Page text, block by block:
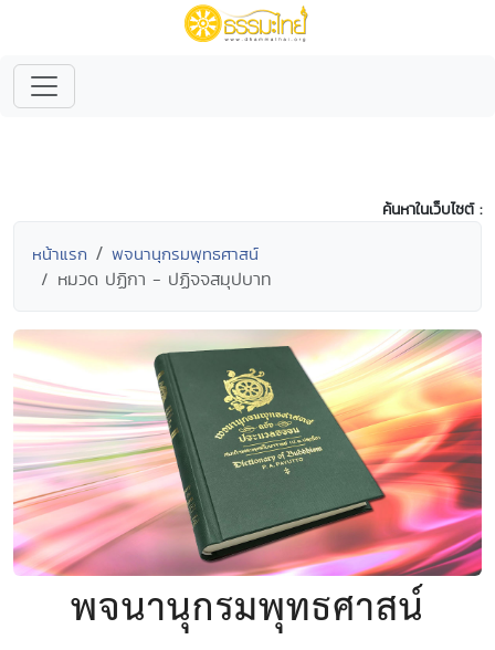
ค้นหาในเว็บไซต์ :
หน้าแรก พจนานุกรมพุทธศาสน์
หมวด ปฏิกา - ปฏิจจสมุปบาท
พจนานุกรมพุทธศาสน์